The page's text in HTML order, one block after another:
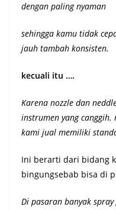
dengan paling nyaman
sehingga kamu tidak
jauh tambah konsisten.
kecuali itu ….
Karena nozzle dan
instrumen yang canggih.
kami jual memiliki st
Ini berarti dari bidang
bingungsebab bisa di
Di pasaran banyak